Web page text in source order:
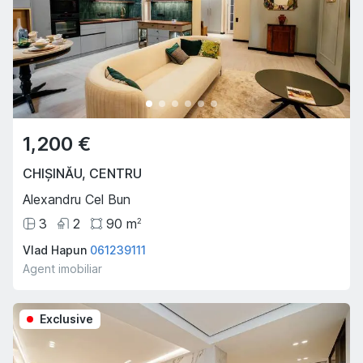
1,200 €
CHIȘINĂU, CENTRU
Alexandru Cel Bun
3
2 90 m2
Vlad Hapun 061239111
Agent imobiliar
Exclusive